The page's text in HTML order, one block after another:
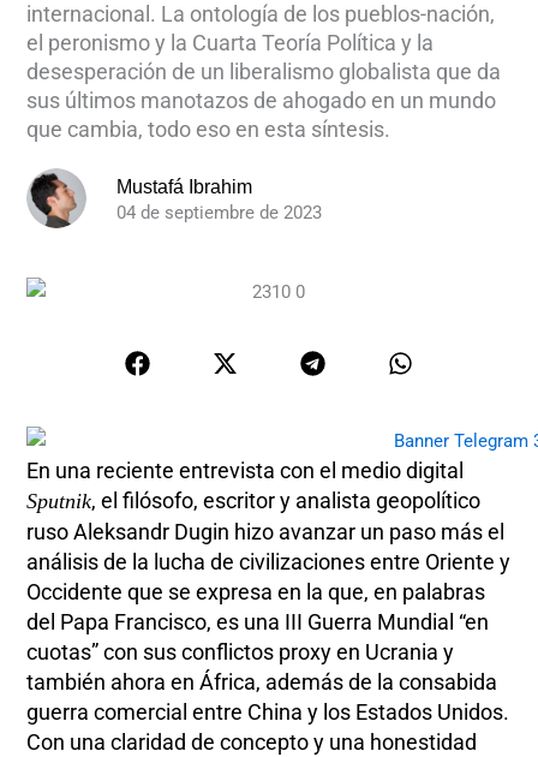
internacional. La ontología de los pueblos-nación,
el peronismo y la Cuarta Teoría Política y la
desesperación de un liberalismo globalista que da
sus últimos manotazos de ahogado en un mundo
que cambia, todo eso en esta síntesis.
Mustafá Ibrahim
04 de septiembre de 2023
En una reciente entrevista con el medio digital
Sputnik, el filósofo, escritor y analista geopolítico
ruso Aleksandr Dugin hizo avanzar un paso más el
análisis de la lucha de civilizaciones entre Oriente y
Occidente que se expresa en la que, en palabras
del Papa Francisco, es una III Guerra Mundial “en
cuotas” con sus conflictos proxy en Ucrania y
también ahora en África, además de la consabida
guerra comercial entre China y los Estados Unidos.
Con una claridad de concepto y una honestidad